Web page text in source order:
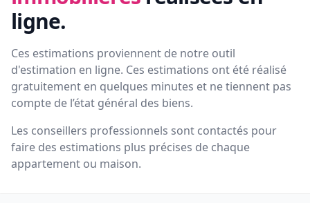
ligne.
Ces estimations proviennent de notre outil
d'estimation en ligne. Ces estimations ont été réalisé
gratuitement en quelques minutes et ne tiennent pas
compte de l’état général des biens.
Les conseillers professionnels sont contactés pour
faire des estimations plus précises de chaque
appartement ou maison.